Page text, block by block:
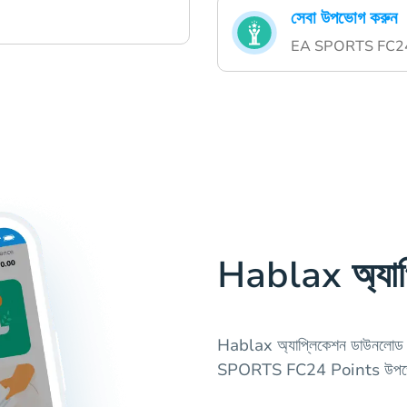
সেবা উপভোগ করুন
EA SPORTS FC24
Hablax
Hablax অ্যাপ্লিকেশন ডাউনলোড
SPORTS FC24 Points